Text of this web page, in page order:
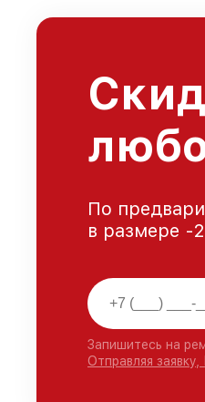
По
в размере -
Запишитесь на
Отправляя